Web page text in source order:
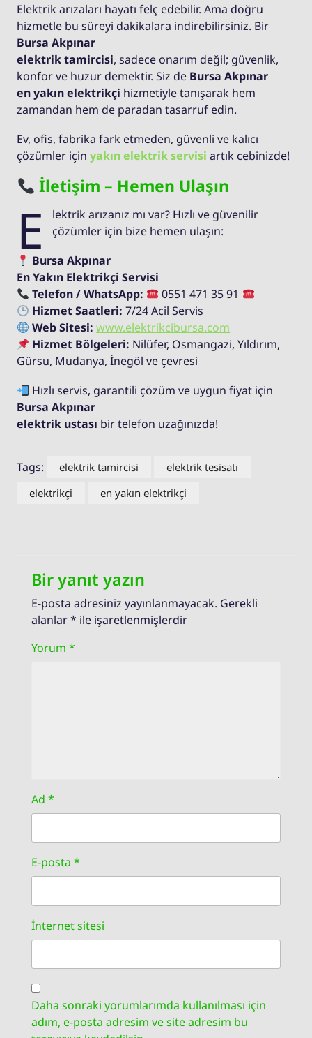
Elektrik arızaları hayatı felç edebilir. Ama doğru
hizmetle bu süreyi dakikalara indirebilirsiniz. Bir
Bursa Akpınar
elektrik tamircisi, sadece onarım değil; güvenlik,
konfor ve huzur demektir. Siz de Bursa Akpınar
en yakın elektrikçi hizmetiyle tanışarak hem
zamandan hem de paradan tasarruf edin.
Ev, ofis, fabrika fark etmeden, güvenli ve kalıcı
çözümler için yakın elektrik servisi artık cebinizde!
İletişim – Hemen Ulaşın
E
lektrik arızanız mı var? Hızlı ve güvenilir
çözümler için bize hemen ulaşın:
Bursa Akpınar
En Yakın Elektrikçi Servisi
Telefon / WhatsApp:
0551 471 35 91
Hizmet Saatleri: 7/24 Acil Servis
Web Sitesi: www.elektrikcibursa.com
Hizmet Bölgeleri: Nilüfer, Osmangazi, Yıldırım,
Gürsu, Mudanya, İnegöl ve çevresi
Hızlı servis, garantili çözüm ve uygun fiyat için
Bursa Akpınar
elektrik ustası bir telefon uzağınızda!
Tags: elektrik tamircisi
elektrik tesisatı
elektrikçi
en yakın elektrikçi
Bir yanıt yazın
E-posta adresiniz yayınlanmayacak. Gerekli
alanlar* ile işaretlenmişlerdir
Yorum *
Ad *
E-posta *
İnternet sitesi
Daha sonraki yorumlarımda kullanılması için
adım, e-posta adresim ve site adresim bu